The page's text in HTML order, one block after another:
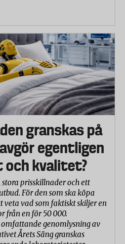
granskas på
egentligen
och kvalitet?
prisskillnader och ett
För den som ska köpa
veta vad som faktiskt skiljer en
från en för 50 000.
genomlysning av
Årets Säng granskas